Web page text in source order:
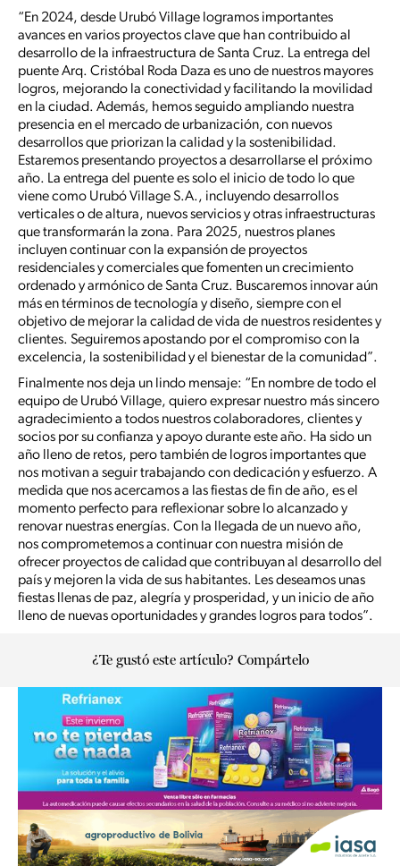
“En 2024, desde Urubó Village logramos importantes
avances en varios proyectos clave que han contribuido al
desarrollo de la infraestructura de Santa Cruz. La entrega del
puente Arq. Cristóbal Roda Daza es uno de nuestros mayores
logros, mejorando la conectividad y facilitando la movilidad
en la ciudad. Además, hemos seguido ampliando nuestra
presencia en el mercado de urbanización, con nuevos
desarrollos que priorizan la calidad y la sostenibilidad.
Estaremos presentando proyectos a desarrollarse el próximo
año. La entrega del puente es solo el inicio de todo lo que
viene como Urubó Village S.A., incluyendo desarrollos
verticales o de altura, nuevos servicios y otras infraestructuras
que transformarán la zona. Para 2025, nuestros planes
incluyen continuar con la expansión de proyectos
residenciales y comerciales que fomenten un crecimiento
ordenado y armónico de Santa Cruz. Buscaremos innovar aún
más en términos de tecnología y diseño, siempre con el
objetivo de mejorar la calidad de vida de nuestros residentes y
clientes. Seguiremos apostando por el compromiso con la
excelencia, la sostenibilidad y el bienestar de la comunidad”.
Finalmente nos deja un lindo mensaje: “En nombre de todo el
equipo de Urubó Village, quiero expresar nuestro más sincero
agradecimiento a todos nuestros colaboradores, clientes y
socios por su confianza y apoyo durante este año. Ha sido un
año lleno de retos, pero también de logros importantes que
nos motivan a seguir trabajando con dedicación y esfuerzo. A
medida que nos acercamos a las fiestas de fin de año, es el
momento perfecto para reflexionar sobre lo alcanzado y
renovar nuestras energías. Con la llegada de un nuevo año,
nos comprometemos a continuar con nuestra misión de
ofrecer proyectos de calidad que contribuyan al desarrollo del
país y mejoren la vida de sus habitantes. Les deseamos unas
fiestas llenas de paz, alegría y prosperidad, y un inicio de año
lleno de nuevas oportunidades y grandes logros para todos”.
¿Te gustó este artículo? Compártelo